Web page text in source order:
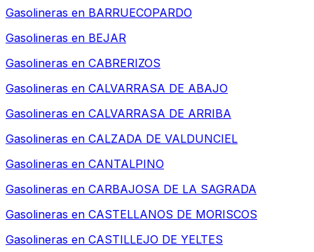
Gasolineras en BARRUECOPARDO
Gasolineras en BEJAR
Gasolineras en CABRERIZOS
Gasolineras en CALVARRASA DE ABAJO
Gasolineras en CALVARRASA DE ARRIBA
Gasolineras en CALZADA DE VALDUNCIEL
Gasolineras en CANTALPINO
Gasolineras en CARBAJOSA DE LA SAGRADA
Gasolineras en CASTELLANOS DE MORISCOS
Gasolineras en CASTILLEJO DE YELTES